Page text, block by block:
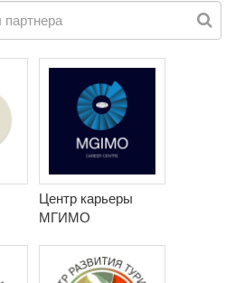
Центр карьеры
МГИМО